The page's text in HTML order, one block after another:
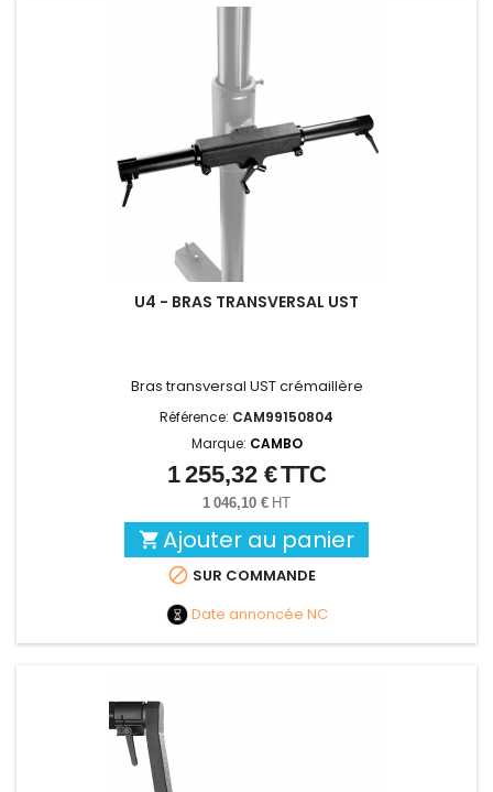
U4 - BRAS TRANSVERSAL UST
Bras transversal UST crémaillère
Référence: CAM99150804
Marque: CAMBO
Prix
1 255,32 €TTC
1 046,10 € HT
 Ajouter au panier
 SUR COMMANDE
Date annoncée NC